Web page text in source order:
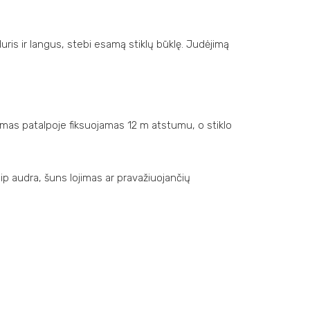
ir langus, stebi esamą stiklų būklę. Judėjimą
patalpoje fiksuojamas 12 m atstumu, o stiklo
audra, šuns lojimas ar pravažiuojančių